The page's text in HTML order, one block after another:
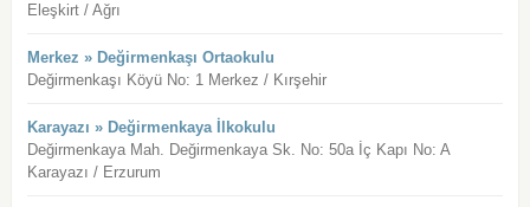
Eleşkirt / Ağrı
Merkez » Değirmenkaşı Ortaokulu
Değirmenkaşı Köyü No: 1 Merkez / Kırşehir
Karayazı » Değirmenkaya İlkokulu
Değirmenkaya Mah. Değirmenkaya Sk. No: 50a İç Kapı No: A
Karayazı / Erzurum